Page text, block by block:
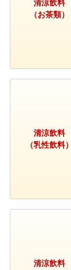
清涼飲料
（お茶類）
清涼飲料
（乳性飲料）
清涼飲料